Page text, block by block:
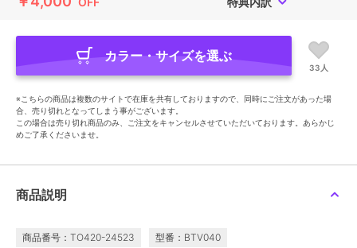
カラー・サイズを選ぶ
33人
※こちらの商品は複数のサイトで在庫を共有しておりますので、同時にご注文があった場
合、売り切れとなってしまう事がございます。
この場合は売り切れ商品のみ、ご注文をキャンセルさせていただいております。あらかじ
めご了承くださいませ。
商品説明
商品番号：TO420-24523 型番：BTV040